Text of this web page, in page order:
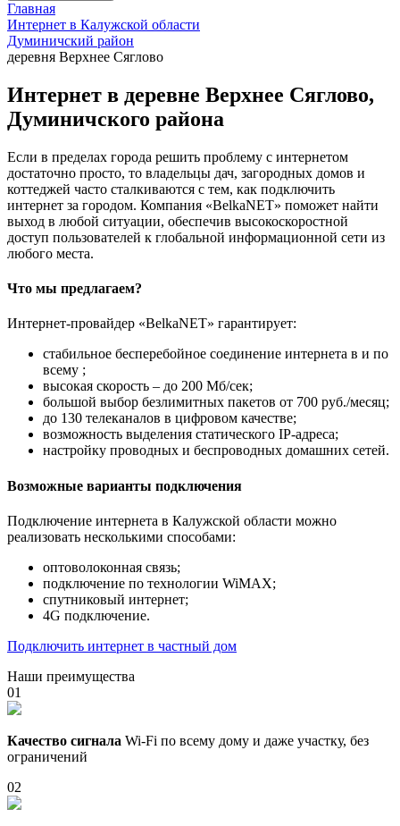
Главная
Интернет в Калужской области
Думиничский район
деревня Верхнее Сяглово
Интернет в деревне Верхнее Сяглово,
Думиничского района
Если в пределах города решить проблему с интернетом
достаточно просто, то владельцы дач, загородных домов и
коттеджей часто сталкиваются с тем, как подключить
интернет за городом. Компания «BelkaNET» поможет найти
выход в любой ситуации, обеспечив высокоскоростной
доступ пользователей к глобальной информационной сети из
любого места.
Что мы предлагаем?
Интернет-провайдер «BelkaNET» гарантирует:
стабильное бесперебойное соединение интернета в и по
всему ;
высокая скорость – до 200 Мб/сек;
большой выбор безлимитных пакетов от 700 руб./месяц;
до 130 телеканалов в цифровом качестве;
возможность выделения статического IP-адреса;
настройку проводных и беспроводных домашних сетей.
Возможные варианты подключения
Подключение интернета в Калужской области можно
реализовать несколькими способами:
оптоволоконная связь;
подключение по технологии WiMAX;
спутниковый интернет;
4G подключение.
Подключить интернет в частный дом
Наши преимущества
01
Качество сигнала Wi-Fi по всему дому и даже участку, без
ограничений
02